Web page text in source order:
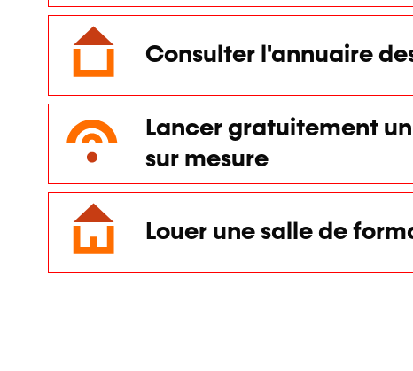
Consulter l'annuaire
Lancer gratuitement
sur mesure
Louer une salle de